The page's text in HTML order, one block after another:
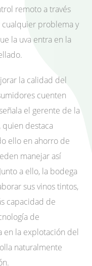
remoto a través
problema y
la uva entra en la
la calidad del
cuenten
el gerente de la
quien destaca
ello en ahorro de
manejar así
a ello, la bodega
sus vinos tintos,
capacidad de
de
en la explotación del
naturalmente